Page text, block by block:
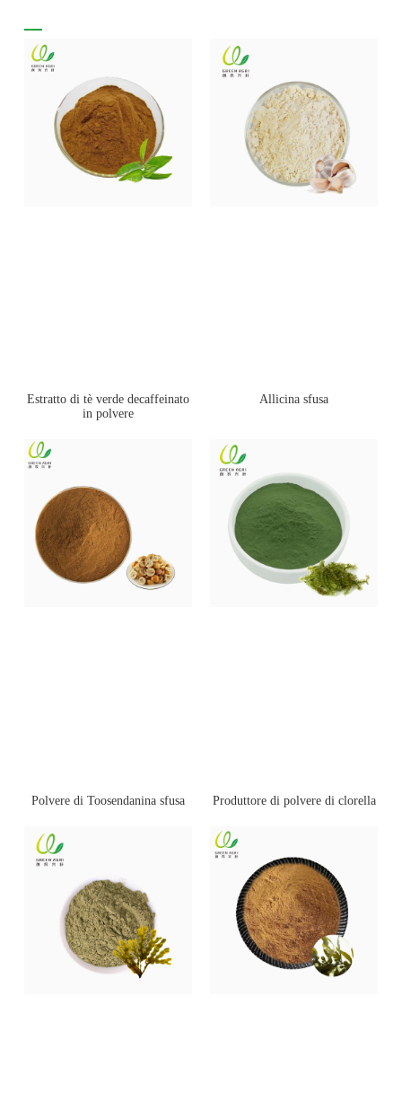
Estratto di tè verde decaffeinato
in polvere
Allicina sfusa
Polvere di Toosendanina sfusa Produttore di polvere di clorella